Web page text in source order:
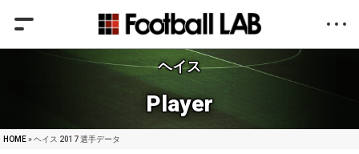
ヘイス
Player
HOME» ヘイス 2017 選手データ